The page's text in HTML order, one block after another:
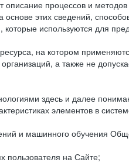
процессов и
этих сведений,
которые используются для
на котором
а также не
здесь и далее
элементов в
и машинного обучения
пользователя на Сайте;